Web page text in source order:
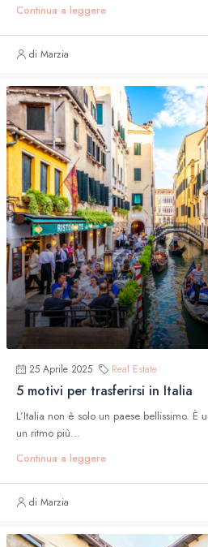
Continua a leggere
di Marzia
25 Aprile 2025 Real Estate
5 motivi per trasferirsi in Italia
L’Italia non è solo un paese bellissimo. È
un ritmo più...
Continua a leggere
di Marzia